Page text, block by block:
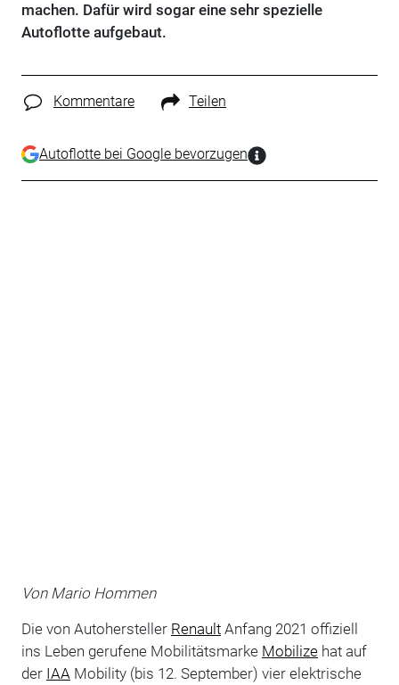
machen. Dafür wird sogar eine sehr spezielle
Autoflotte aufgebaut.
Kommentare Teilen
Autoflotte bei Google bevorzugen
Von Mario Hommen
Die von Autohersteller RenaultAnfang 2021 offiziell
ins Leben gerufene Mobilitätsmarke Mobilizehat auf
der IAA Mobility (bis 12. September) vier elektrische